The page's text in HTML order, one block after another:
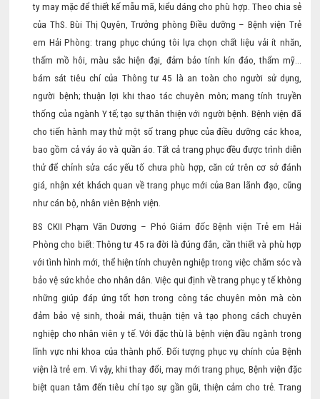
ty may mặc để thiết kế mẫu mã, kiểu dáng cho phù hợp. Theo chia sẻ
của ThS. Bùi Thị Quyên, Trưởng phòng Điều dưỡng – Bệnh viện Trẻ
em Hải Phòng: trang phục chúng tôi lựa chọn chất liệu vải ít nhăn,
thấm mồ hôi, màu sắc hiện đại, đảm bảo tính kín đáo, thẩm mỹ…
bám sát tiêu chí của Thông tư 45 là an toàn cho người sử dụng,
người bệnh; thuận lợi khi thao tác chuyên môn; mang tính truyền
thống của ngành Y tế; tạo sự thân thiện với người bệnh. Bệnh viện đã
cho tiến hành may thử một số trang phục của điều dưỡng các khoa,
bao gồm cả váy áo và quần áo. Tất cả trang phục đều được trình diễn
thử để chỉnh sửa các yếu tố chưa phù hợp, căn cứ trên cơ sở đánh
giá, nhận xét khách quan về trang phục mới của Ban lãnh đạo, cũng
như cán bộ, nhân viên Bệnh viện.
BS CKII Phạm Văn Dương – Phó Giám đốc Bệnh viện Trẻ em Hải
Phòng cho biết: Thông tư 45 ra đời là đúng đắn, cần thiết và phù hợp
với tình hình mới, thể hiện tính chuyên nghiệp trong việc chăm sóc và
bảo vệ sức khỏe cho nhân dân. Việc qui định về trang phục y tế không
những giúp đáp ứng tốt hơn trong công tác chuyên môn mà còn
đảm bảo vệ sinh, thoải mái, thuận tiện và tạo phong cách chuyên
nghiệp cho nhân viên y tế. Với đặc thù là bệnh viện đầu ngành trong
lĩnh vực nhi khoa của thành phố. Đối tượng phục vụ chính của Bệnh
viện là trẻ em. Vì vậy, khi thay đổi, may mới trang phục, Bệnh viện đặc
biệt quan tâm đến tiêu chí tạo sự gần gũi, thiện cảm cho trẻ. Trang